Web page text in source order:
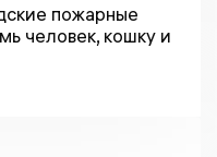
пожарные
человек, кошку и